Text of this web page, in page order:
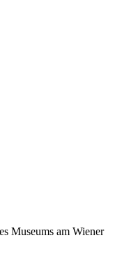
Museums am Wiener